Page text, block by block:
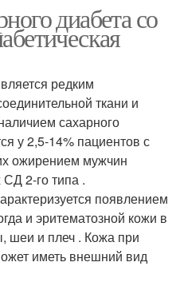
диабета со
редким
ткани и
сахарного
у 2,5-14% пациентов с
ожирением мужчин
2-го типа .
появлением
и эритематозной кожи в
шеи и плеч . Кожа при
иметь внешний вид